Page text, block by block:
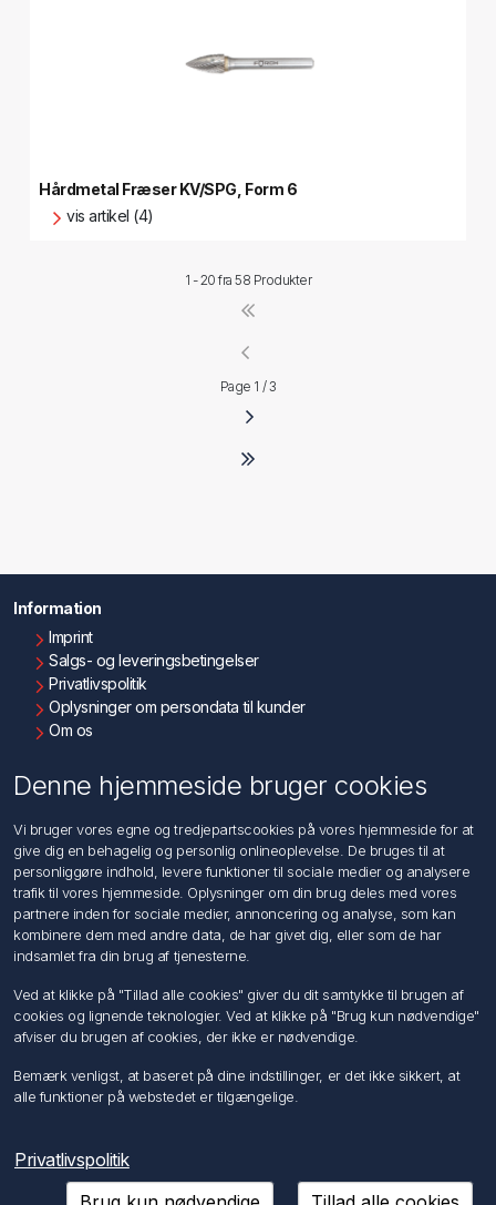
Hårdmetal Fræser KV/SPG, Form 6
vis artikel (4)
1 - 20 fra58 Produkter
Page 1 / 3
Information
Imprint
Salgs- og leveringsbetingelser
Privatlivspolitik
Oplysninger om persondata til kunder
Om os
Søg
Min konto
Min konto
Ordrer
Adresser
Ansøg om Sælger konto
Følg os
Copyright © 2026 Förch A/S. Alle rettigheder forbeholdt.
Denne hjemmeside bruger cookies
Vi bruger vores egne og tredjepartscookies på vores hjemmeside for at
give dig en behagelig og personlig onlineoplevelse. De bruges til at
personliggøre indhold, levere funktioner til sociale medier og analysere
trafik til vores hjemmeside. Oplysninger om din brug deles med vores
partnere inden for sociale medier, annoncering og analyse, som kan
kombinere dem med andre data, de har givet dig, eller som de har
indsamlet fra din brug af tjenesterne.
Ved at klikke på "Tillad alle cookies" giver du dit samtykke til brugen af
cookies og lignende teknologier. Ved at klikke på "Brug kun nødvendige"
afviser du brugen af cookies, der ikke er nødvendige.
Bemærk venligst, at baseret på dine indstillinger, er det ikke sikkert, at
alle funktioner på webstedet er tilgængelige.
Privatlivspolitik